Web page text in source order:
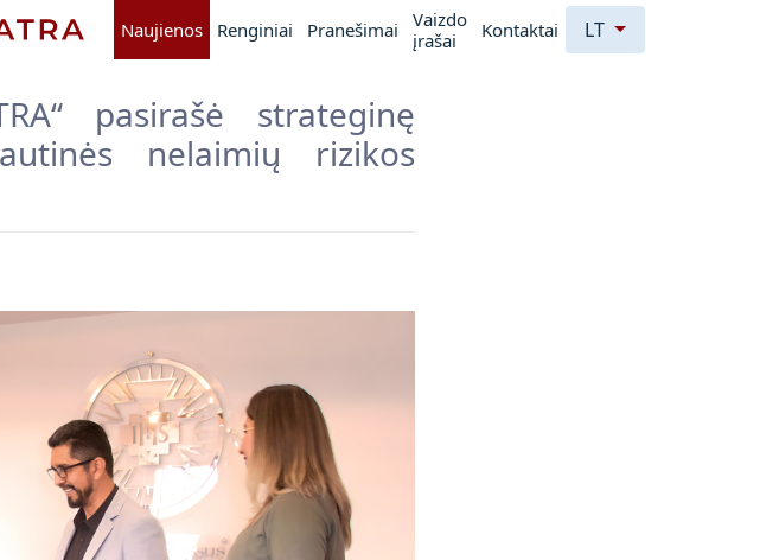
Naujienos Renginiai Pranešimai
Vaizdo
įrašai
Kontaktai LT
pasirašė strateginę
nelaimių rizikos